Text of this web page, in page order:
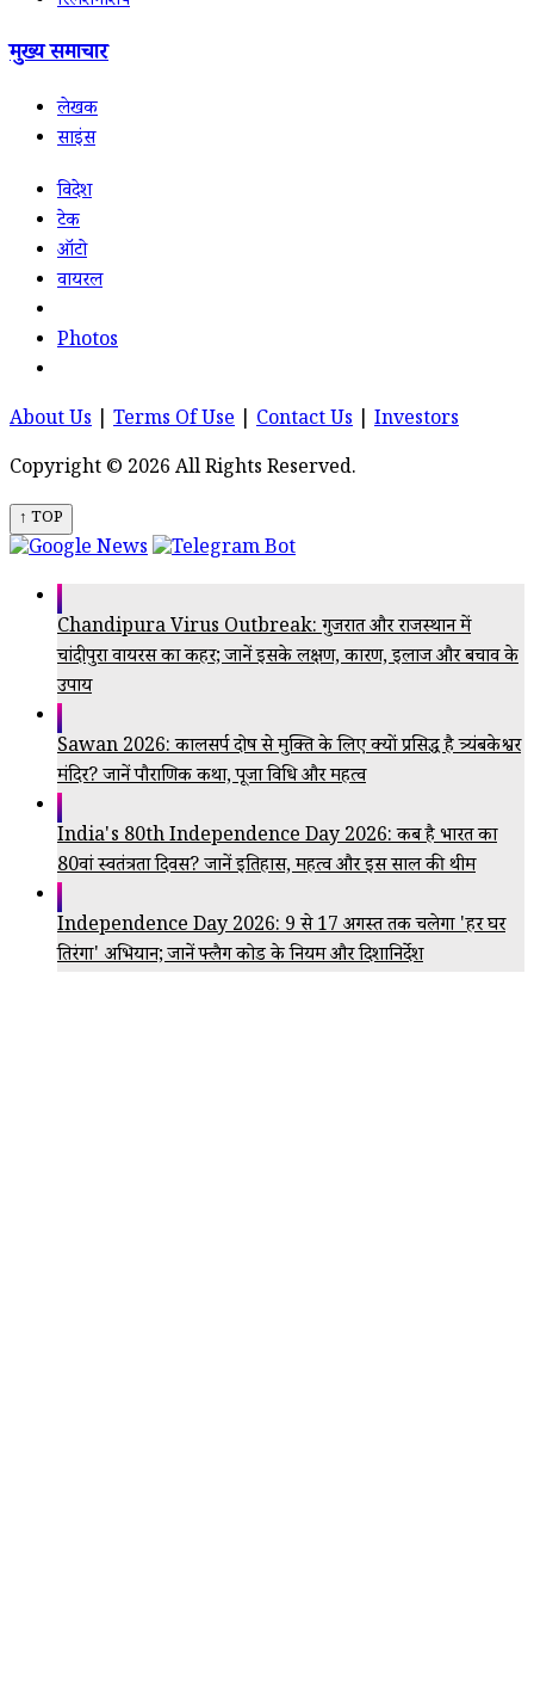
मुख्य समाचार
लेखक
साइंस
विदेश
टेक
ऑटो
वायरल
Photos
About Us Terms Of Use Contact Us
Investors
Copyright © 2026 All Rights Reserved.
↑ TOP
Chandipura Virus Outbreak: गुजरात और राजस्थान में
चांदीपुरा वायरस का कहर; जानें इसके लक्षण, कारण, इलाज और बचाव के
उपाय
Sawan 2026: कालसर्प दोष से मुक्ति के लिए क्यों प्रसिद्ध है त्र्यंबकेश्वर
मंदिर? जानें पौराणिक कथा, पूजा विधि और महत्व
India's 80th Independence Day 2026: कब है भारत का
80वां स्वतंत्रता दिवस? जानें इतिहास, महत्व और इस साल की थीम
Independence Day 2026: 9 से 17 अगस्त तक चलेगा 'हर घर
तिरंगा' अभियान; जानें फ्लैग कोड के नियम और दिशानिर्देश